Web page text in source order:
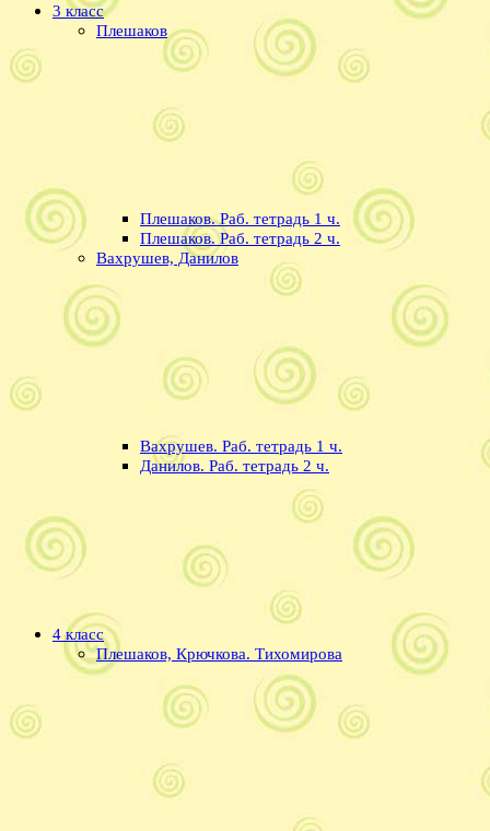
3 класс
Плешаков
Плешаков. Раб. тетрадь 1 ч.
Плешаков. Раб. тетрадь 2 ч.
Вахрушев, Данилов
Вахрушев. Раб. тетрадь 1 ч.
Данилов. Раб. тетрадь 2 ч.
4 класс
Плешаков, Крючкова. Тихомирова